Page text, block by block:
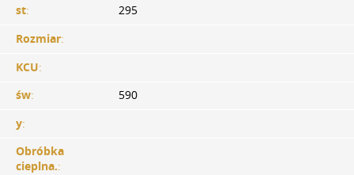
st:
295
Rozmiar:
KCU:
św:
590
y:
Obróbka
cieplna.: